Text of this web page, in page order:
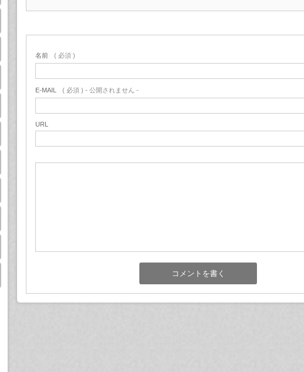
名前 ( 必須 )
E-MAIL ( 必須 ) - 公開されません -
URL